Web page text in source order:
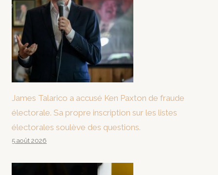
James Talarico a accusé Ken Paxton de fraude
électorale. Sa propre inscription sur les listes
électorales soulève des questions.
5 août 2026